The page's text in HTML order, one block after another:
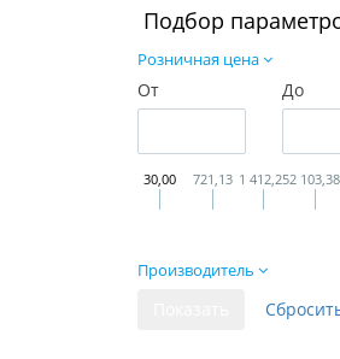
Подбор
Розничная цена
От До
30,00 721,13 1 412,252 103,38
Производитель